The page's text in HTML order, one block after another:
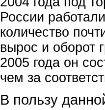
России
количество
вырос и оборот
2005 года он
чем за
В пользу